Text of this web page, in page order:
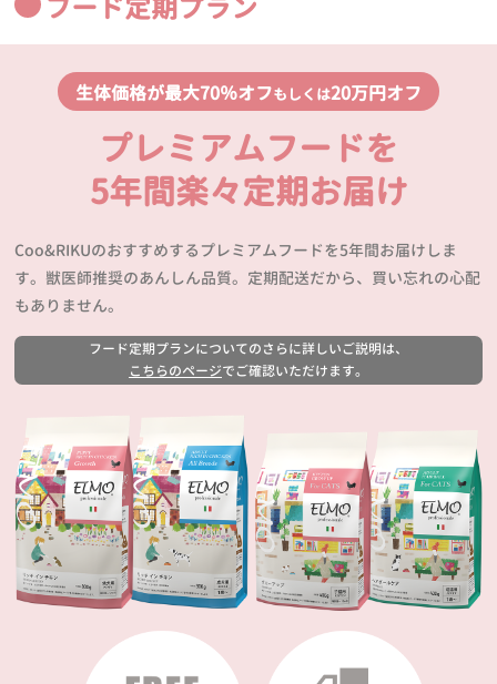
フード定期プラン
生体価格が最大70％オフもしくは20万円オフ
プレミアムフードを
5年間楽々定期お届け
Coo&RIKUのおすすめするプレミアムフードを5年間お届けしま
す。獣医師推奨のあんしん品質。定期配送だから、買い忘れの心配
もありません。
フード定期プランについてのさらに詳しいご説明は、
こちらのページでご確認いただけます。